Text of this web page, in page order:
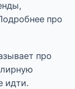
про
про
идти.